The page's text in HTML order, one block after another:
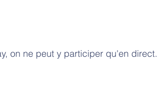
on ne peut y participer qu'en direct.